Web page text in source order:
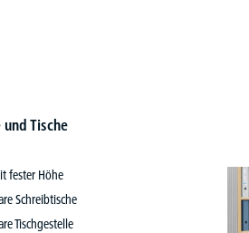
Tische
fester Höhe
Schreibtische
Tischgestelle